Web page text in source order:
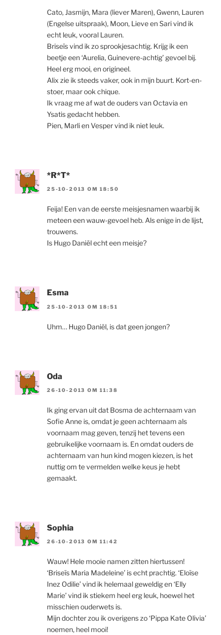
Cato, Jasmijn, Mara (liever Maren), Gwenn, Lauren
(Engelse uitspraak), Moon, Lieve en Sari vind ik
echt leuk, vooral Lauren.
Briseïs vind ik zo sprookjesachtig. Krijg ik een
beetje een ‘Aurelia, Guinevere-achtig’ gevoel bij.
Heel erg mooi, en origineel.
Alix zie ik steeds vaker, ook in mijn buurt. Kort-en-
stoer, maar ook chique.
Ik vraag me af wat de ouders van Octavia en
Ysatis gedacht hebben.
Pien, Marli en Vesper vind ik niet leuk.
*R*T*
25-10-2013 OM 18:50
Feija! Een van de eerste meisjesnamen waarbij ik
meteen een wauw-gevoel heb. Als enige in de lijst,
trouwens.
Is Hugo Daniël echt een meisje?
Esma
25-10-2013 OM 18:51
Uhm… Hugo Daniël, is dat geen jongen?
Oda
26-10-2013 OM 11:38
Ik ging ervan uit dat Bosma de achternaam van
Sofie Anne is, omdat je geen achternaam als
voornaam mag geven, tenzij het tevens een
gebruikelijke voornaam is. En omdat ouders de
achternaam van hun kind mogen kiezen, is het
nuttig om te vermelden welke keus je hebt
gemaakt.
Sophia
26-10-2013 OM 11:42
Wauw! Hele mooie namen zitten hiertussen!
‘Briseïs Maria Madeleine’ is echt prachtig. ‘Eloïse
Inez Odilie’ vind ik helemaal geweldig en ‘Elly
Marie’ vind ik stiekem heel erg leuk, hoewel het
misschien ouderwets is.
Mijn dochter zou ik overigens zo ‘Pippa Kate Olivia’
noemen, heel mooi!